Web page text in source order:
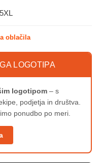
oblačila
LOGOTIPA
logotipom – s
podjetja in društva.
ponudbo po meri.